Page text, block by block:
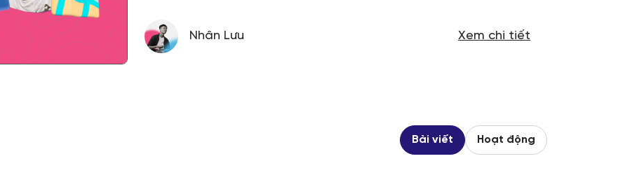
Nhân Lưu Xem chi tiết
Bài viết Hoạt động